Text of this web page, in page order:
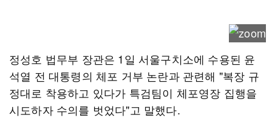
정성호 법무부 장관은 1일 서울구치소에 수용된 윤
석열 전 대통령의 체포 거부 논란과 관련해 "복장 규
정대로 착용하고 있다가 특검팀이 체포영장 집행을
시도하자 수의를 벗었다"고 말했다.